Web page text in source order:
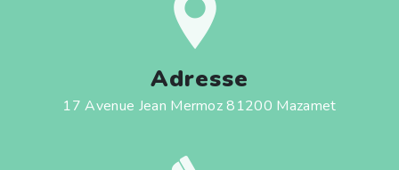
Adresse
17 Avenue Jean Mermoz 81200 Mazamet